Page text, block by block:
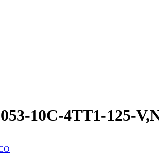
10C-4TT1-125-